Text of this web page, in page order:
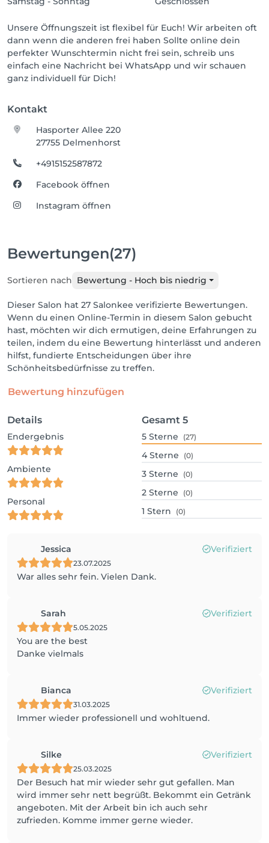
Unsere Öffnungszeit ist flexibel für Euch! Wir arbeiten oft
dann wenn die anderen frei haben Sollte online dein
perfekter Wunschtermin nicht frei sein, schreib uns
einfach eine Nachricht bei WhatsApp und wir schauen
ganz individuell für Dich!
Kontakt
Hasporter Allee 220
27755 Delmenhorst
+4915152587872
Facebook öffnen
Instagram öffnen
Bewertungen(27)
Sortieren nach Bewertung - Hoch bis niedrig
Dieser Salon hat 27 Salonkee verifizierte Bewertungen.
Wenn du einen Online-Termin in diesem Salon gebucht
hast, möchten wir dich ermutigen, deine Erfahrungen zu
teilen, indem du eine Bewertung hinterlässt und anderen
hilfst, fundierte Entscheidungen über ihre
Schönheitsbedürfnisse zu treffen.
Bewertung hinzufügen
Details
Endergebnis
Ambiente
Personal
Gesamt 5
5 Sterne (27)
4 Sterne (0)
3 Sterne (0)
2 Sterne (0)
1 Stern (0)
Jessica Verifiziert
23.07.2025
War alles sehr fein. Vielen Dank.
Sarah Verifiziert
5.05.2025
You are the best
Danke vielmals
Bianca Verifiziert
31.03.2025
Immer wieder professionell und wohltuend.
Silke Verifiziert
25.03.2025
Der Besuch hat mir wieder sehr gut gefallen. Man
wird immer sehr nett begrüßt. Bekommt ein Getränk
angeboten. Mit der Arbeit bin ich auch sehr
zufrieden. Komme immer gerne wieder.